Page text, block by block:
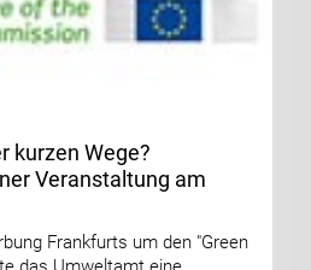
kurzen Wege?
Veranstaltung am
Frankfurts um den "Green